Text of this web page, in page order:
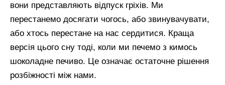
вони представляють відпуск гріхів. Ми
перестанемо досягати чогось, або звинувачувати,
або хтось перестане на нас сердитися. Краща
версія цього сну тоді, коли ми печемо з кимось
шоколадне печиво. Це означає остаточне рішення
розбіжності між нами.